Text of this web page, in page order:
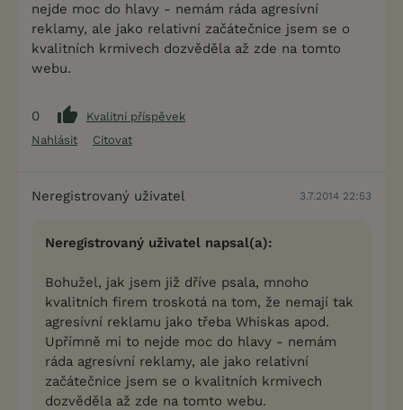
nejde moc do hlavy - nemám ráda agresívní
reklamy, ale jako relativní začátečnice jsem se o
kvalitních krmivech dozvěděla až zde na tomto
webu.
0
Kvalitní příspěvek
Nahlásit
Citovat
Neregistrovaný uživatel 3.7.2014 22:53
Neregistrovaný uživatel napsal(a):
Bohužel, jak jsem již dříve psala, mnoho
kvalitních firem troskotá na tom, že nemají tak
agresívní reklamu jako třeba Whiskas apod.
Upřímně mi to nejde moc do hlavy - nemám
ráda agresívní reklamy, ale jako relativní
začátečnice jsem se o kvalitních krmivech
dozvěděla až zde na tomto webu.